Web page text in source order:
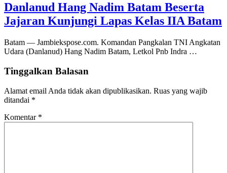
Danlanud Hang Nadim Batam Beserta
Jajaran Kunjungi Lapas Kelas IIA Batam
Batam — Jambiekspose.com. Komandan Pangkalan TNI Angkatan
Udara (Danlanud) Hang Nadim Batam, Letkol Pnb Indra …
Tinggalkan Balasan
Alamat email Anda tidak akan dipublikasikan. Ruas yang wajib
ditandai *
Komentar *